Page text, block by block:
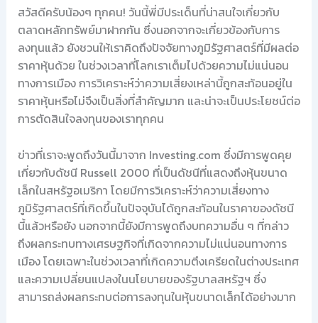
สวัสดีครับน้องๆ ทุกคน! วันนี้พี่มีประเด็นที่น่าสนใจเกี่ยวกับ
ตลาดหลักทรัพย์มาฝากกัน ซึ่งนอกจากจะเกี่ยวข้องกับการ
ลงทุนแล้ว ยังชวนให้เราคิดถึงปัจจัยทางภูมิรัฐศาสตร์ที่มีผลต่อ
ราคาหุ้นด้วย ในช่วงเวลาที่โลกเราเต็มไปด้วยความไม่แน่นอน
ทางการเมือง การวิเคราะห์ว่าความเสี่ยงเหล่านี้ถูกสะท้อนอยู่ใน
ราคาหุ้นหรือไม่จึงเป็นสิ่งที่สำคัญมาก และน่าจะเป็นประโยชน์ต่อ
การตัดสินใจลงทุนของเราทุกคน
ข่าวที่เราจะพูดถึงวันนี้มาจาก Investing.com ซึ่งมีการพูดคุย
เกี่ยวกับดัชนี Russell 2000 ที่เป็นดัชนีที่แสดงถึงหุ้นขนาด
เล็กในสหรัฐอเมริกา โดยมีการวิเคราะห์ว่าความเสี่ยงทาง
ภูมิรัฐศาสตร์ที่เกิดขึ้นในปัจจุบันได้ถูกสะท้อนในราคาของดัชนี
นี้แล้วหรือยัง นอกจากนี้ยังมีการพูดถึงบทความอื่น ๆ ที่กล่าว
ถึงผลกระทบทางเศรษฐกิจที่เกิดจากความไม่แน่นอนทางการ
เมือง โดยเฉพาะในช่วงเวลาที่เกิดความตึงเครียดในต่างประเทศ
และความเปลี่ยนแปลงในนโยบายของรัฐบาลสหรัฐฯ ซึ่ง
สามารถส่งผลกระทบต่อการลงทุนในหุ้นขนาดเล็กได้อย่างมาก